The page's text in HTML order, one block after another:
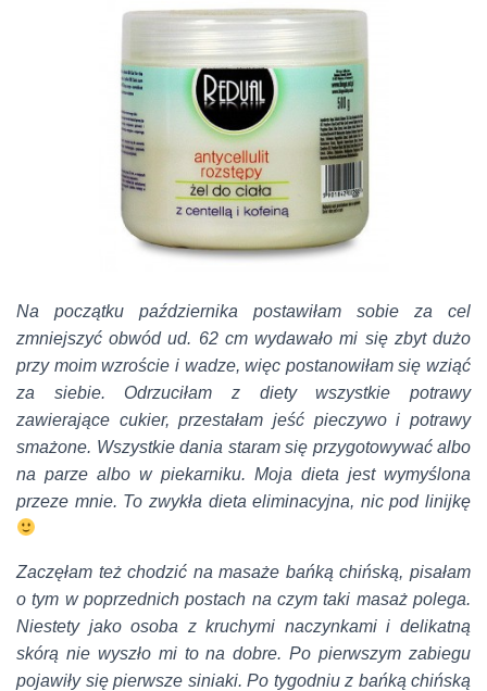
Na początku października postawiłam sobie za cel
zmniejszyć obwód ud. 62 cm wydawało mi się zbyt dużo
przy moim wzroście i wadze, więc postanowiłam się wziąć
za siebie. Odrzuciłam z diety wszystkie potrawy
zawierające cukier, przestałam jeść pieczywo i potrawy
smażone. Wszystkie dania staram się przygotowywać albo
na parze albo w piekarniku. Moja dieta jest wymyślona
przeze mnie. To zwykła dieta eliminacyjna, nic pod linijkę
Zaczęłam też chodzić na masaże bańką chińską, pisałam
o tym w poprzednich postach na czym taki masaż polega.
Niestety jako osoba z kruchymi naczynkami i delikatną
skórą nie wyszło mi to na dobre. Po pierwszym zabiegu
pojawiły się pierwsze siniaki. Po tygodniu z bańką chińską